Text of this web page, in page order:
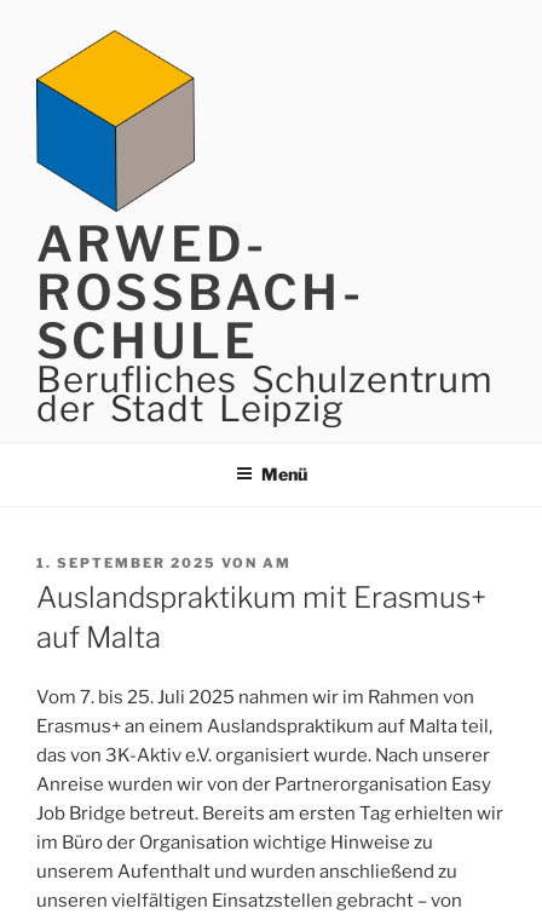
springen
ARWED-
ROSSBACH-
SCHULE
Berufliches Schulzentrum
der Stadt Leipzig
Menü
VERÖFFENTLICHT
AM
1. SEPTEMBER 2025 VON AM
Auslandspraktikum mit Erasmus+
auf Malta
Vom 7. bis 25. Juli 2025 nahmen wir im Rahmen von
Erasmus+ an einem Auslandspraktikum auf Malta teil,
das von 3K-Aktiv e.V. organisiert wurde. Nach unserer
Anreise wurden wir von der Partnerorganisation Easy
Job Bridge betreut. Bereits am ersten Tag erhielten wir
im Büro der Organisation wichtige Hinweise zu
unserem Aufenthalt und wurden anschließend zu
unseren vielfältigen Einsatzstellen gebracht – von